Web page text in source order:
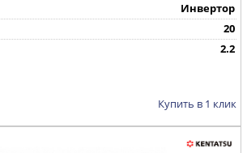
Инвертор
20
2.2
Купить в 1 клик